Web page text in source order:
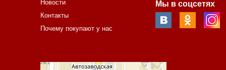
Новости
Контакты
Почему покупают у нас
Мы в соцсетях